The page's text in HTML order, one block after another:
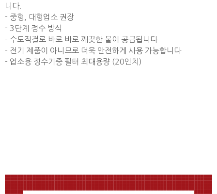
니다.
- 중형, 대형업소 권장
- 3단계 정수 방식
- 수도직결로 바로 바로 깨끗한 물이 공급됩니다
- 전기 제품이 아니므로 더욱 안전하게 사용 가능합니다
- 업소용 정수기중 필터 최대용량 (20인치)